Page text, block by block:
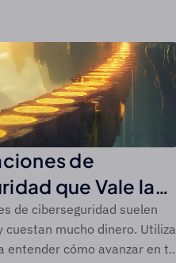
de
que Vale la
de ciberseguridad suelen
cuestan mucho dinero. Utiliza
entender cómo avanzar en tu